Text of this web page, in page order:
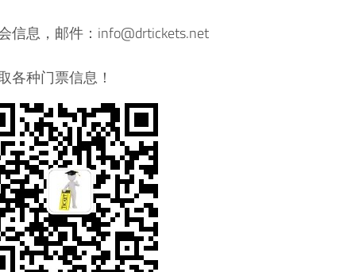
信息，邮件：info@drtickets.net
各种门票信息！